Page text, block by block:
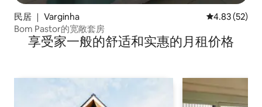
民居 ｜ Varginha 平均评分
4.83 (52)
Bom Pastor的宽敞套房
享受家一般的舒适和实惠的月租价格